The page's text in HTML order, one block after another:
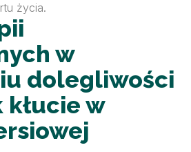
życia.
w
dolegliwości
w